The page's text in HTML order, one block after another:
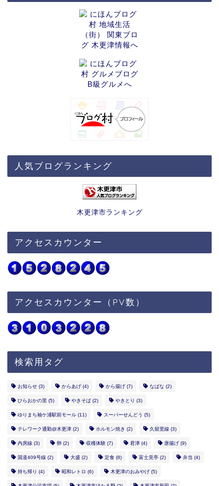
人気ブログランキング
木更津市ランキング
アクセスカウンター
アクセスカウンター（PV数）
検索用タグ
お知らせ (3) からあげ (4) から揚げ (7) なばな (2)
ひらおかの里 (5) やきそば (2) やきとり (3)
ゆりまち袖ケ浦駅前モール (11) スーパーせんどう (5)
テレワーク通勤@木更津 (2) ホルモン焼き (2) 久留里線 (3)
内房線 (3) 卵 (2) 収穫体験 (7) 君津 (4) 唐揚げ (9)
国道409号線 (2) 大盛 (2) 定食 (8) 富士見亭 (2) 弁当 (4)
持ち帰り (4) 昭和レトロ (6) 木更津のおみやげ (5)